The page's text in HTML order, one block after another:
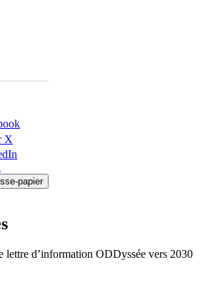
X
papier
lettre d’information ODDyssée vers 2030